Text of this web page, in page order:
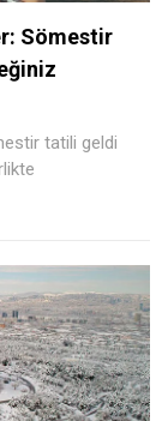
Sömestir
tatili geldi